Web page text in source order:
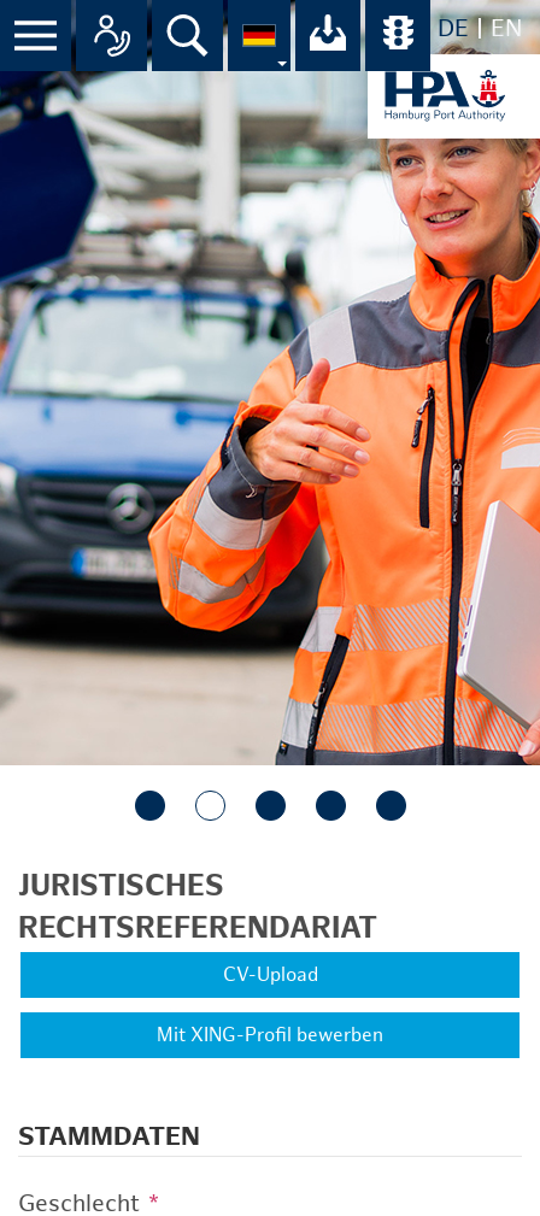
DE EN
Suche Ihr Download-
JURISTISCHES
RECHTSREFERENDARIAT
CV-Upload
Mit XING-Profil bewerben
STAMMDATEN
Geschlecht *